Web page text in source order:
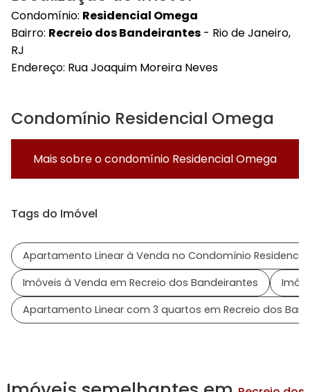
Condomínio: Residencial Omega
Bairro: Recreio dos Bandeirantes - Rio de Janeiro,
RJ
Endereço: Rua Joaquim Moreira Neves
Condomínio Residencial Omega
Mais sobre o condomínio Residencial Omega
Tags do Imóvel
Apartamento Linear à Venda no Condomínio
Imóveis à Venda em Recreio dos Bandeirantes
Apartamento Linear com 3 quartos em Recreio dos